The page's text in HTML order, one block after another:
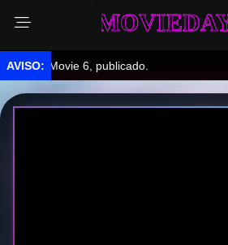
MOVIEDAYS.2
Movie 6, publicado.